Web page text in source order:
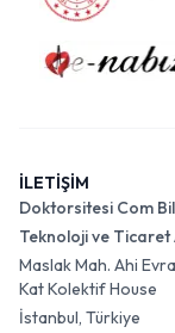
İLETİŞİM
Doktorsitesi Com
Teknoloji ve Ticaret
Maslak Mah. Ahi
Kat Kolektif House
İstanbul, Türkiye